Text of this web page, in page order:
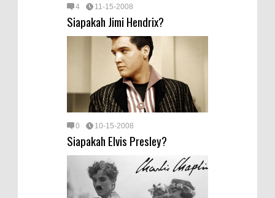
4 11-15-2008
Siapakah Jimi Hendrix?
0 10-15-2008
Siapakah Elvis Presley?